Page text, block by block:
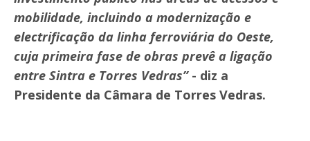
mobilidade, incluindo a modernização e
electrificação da linha ferroviária do Oeste,
cuja primeira fase de obras prevê a ligação
entre Sintra e Torres Vedras”- diz a
Presidente da Câmara de Torres Vedras.